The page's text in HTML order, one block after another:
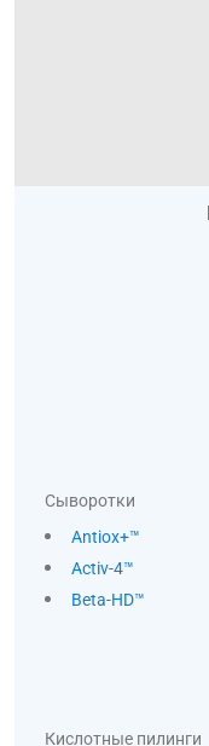
Сыворотки
Antiox+™
Activ-4™
Beta-HD™
Кислотные пилинги